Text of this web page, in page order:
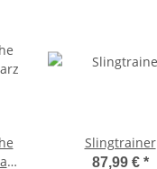
Slingtrainer
87,99 € *